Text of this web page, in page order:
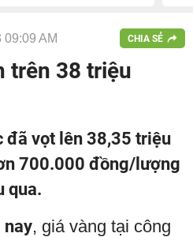
AM CHIA SẺ
trên 38 triệu
đã vọt lên 38,35 triệu
700.000 đồng/lượng
qua.
nay, giá vàng tại công